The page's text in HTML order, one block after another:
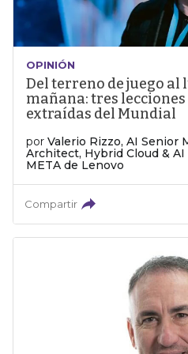
OPINIÓN
Del terreno de juego al
mañana: tres
extraídas del Mundial
por Valerio Rizzo, AI Senior
Architect, Hybrid Cloud &
META de Lenovo
Compartir